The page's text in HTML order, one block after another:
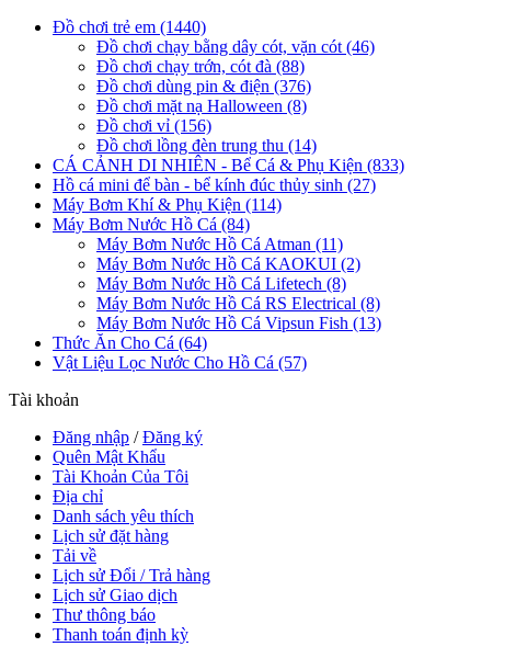
Đồ chơi trẻ em (1440)
Đồ chơi chạy bằng dây cót, vặn cót (46)
Đồ chơi chạy trớn, cót đà (88)
Đồ chơi dùng pin & điện (376)
Đồ chơi mặt nạ Halloween (8)
Đồ chơi vỉ (156)
Đồ chơi lồng đèn trung thu (14)
CÁ CẢNH DI NHIÊN - Bể Cá & Phụ Kiện (833)
Hồ cá mini để bàn - bể kính đúc thủy sinh (27)
Máy Bơm Khí & Phụ Kiện (114)
Máy Bơm Nước Hồ Cá (84)
Máy Bơm Nước Hồ Cá Atman (11)
Máy Bơm Nước Hồ Cá KAOKUI (2)
Máy Bơm Nước Hồ Cá Lifetech (8)
Máy Bơm Nước Hồ Cá RS Electrical (8)
Máy Bơm Nước Hồ Cá Vipsun Fish (13)
Thức Ăn Cho Cá (64)
Vật Liệu Lọc Nước Cho Hồ Cá (57)
Tài khoản
Đăng nhập /Đăng ký
Quên Mật Khẩu
Tài Khoản Của Tôi
Địa chỉ
Danh sách yêu thích
Lịch sử đặt hàng
Tải về
Lịch sử Đổi / Trả hàng
Lịch sử Giao dịch
Thư thông báo
Thanh toán định kỳ